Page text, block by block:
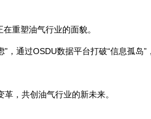
重塑油气行业的面貌。
通过OSDU数据平台打破“信息孤岛
，共创油气行业的新未来。